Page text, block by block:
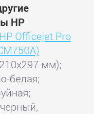
HP
Officejet Pro
мм);
белая;